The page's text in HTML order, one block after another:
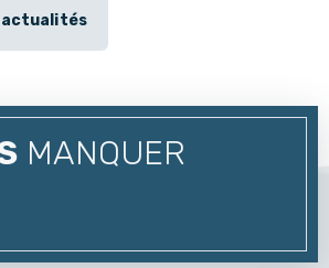
actualités
MANQUER